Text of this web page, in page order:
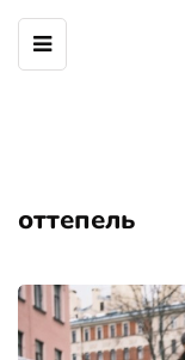
оттепель